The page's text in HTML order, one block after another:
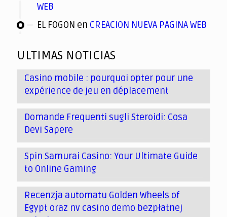
WEB
EL FOGON en CREACION NUEVA PAGINA WEB
ULTIMAS NOTICIAS
Casino mobile : pourquoi opter pour une
expérience de jeu en déplacement
Domande Frequenti sugli Steroidi: Cosa
Devi Sapere
Spin Samurai Casino: Your Ultimate Guide
to Online Gaming
Recenzja automatu Golden Wheels of
Egypt oraz nv casino demo bezpłatnej